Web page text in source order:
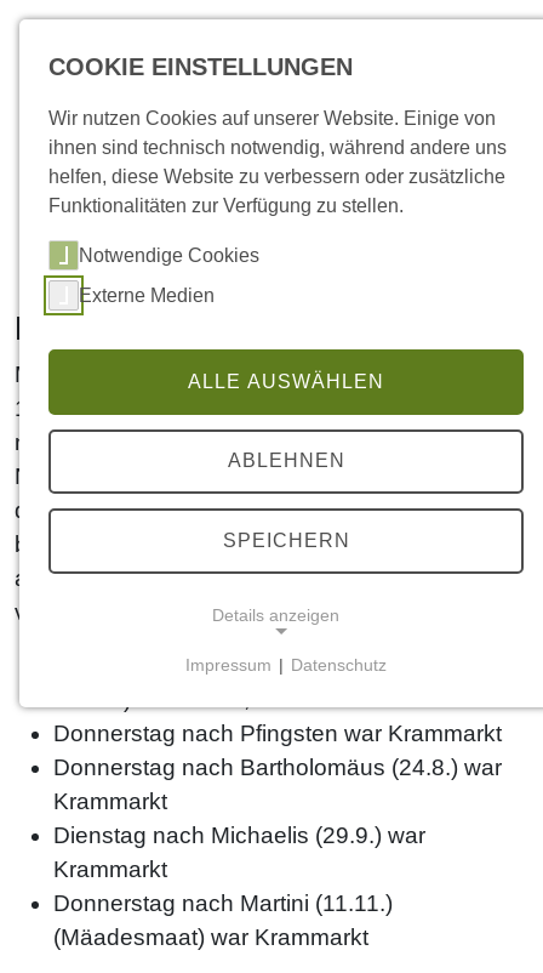
Mit Verleihung der Freiheitsurkunde im Jahre
1248 wurde Enkirch Stadtrechtsort. Zu den
neuen Rechten zählte auch das Marktrecht.
Neben dem Wochenmarkt, der zentral im Ort bei
der Kirche lag und bis heute noch seinen Namen
behalten hat, gab es weitere Märkte. In einem
alten Marktverzeichnis waren folgende Märkte
vermerkt:
Dienstag nach Jubilate (3. Sonntag nach
Donnerstag nach Pfingsten war Krammarkt
Donnerstag nach Bartholomäus (24.8.) war
Krammarkt
Dienstag nach Michaelis (29.9.) war
Krammarkt
Donnerstag nach Martini (11.11.)
(Mäadesmaat) war Krammarkt
COOKIE EINSTELLUNGEN
Wir nutzen Cookies auf unserer Website. Einige von
ihnen sind technisch notwendig, während andere uns
helfen, diese Website zu verbessern oder zusätzliche
Funktionalitäten zur Verfügung zu stellen.
Notwendige Cookies
Externe Medien
ALLE AUSWÄHLEN
ABLEHNEN
SPEICHERN
Details anzeigen
Notwendige Cookies ermöglichen grundlegende
Funktionen und sind für die einwandfreie Funktion
der Website erforderlich.
Einverständnis-Cookie
cookie_consent
Impressum | Datenschutz